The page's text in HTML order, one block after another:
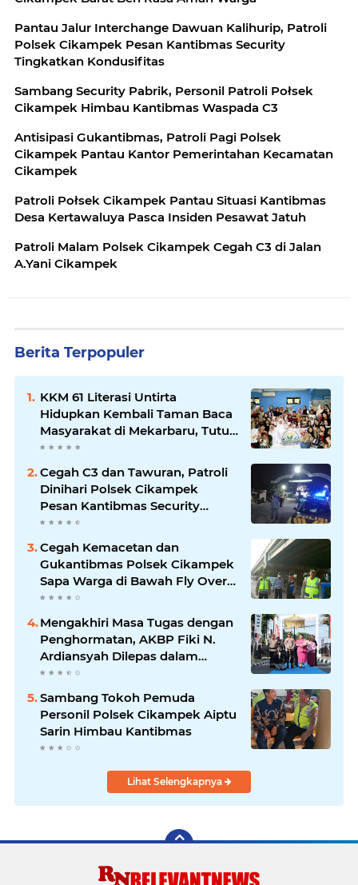
Pantau Jalur Interchange Dawuan Kalihurip, Patroli
Polsek Cikampek Pesan Kantibmas Security
Tingkatkan Kondusifitas
Sambang Security Pabrik, Personil Patroli Połsek
Cikampek Himbau Kantibmas Waspada C3
Antisipasi Gukantibmas, Patroli Pagi Polsek
Cikampek Pantau Kantor Pemerintahan Kecamatan
Cikampek
Patroli Połsek Cikampek Pantau Situasi Kantibmas
Desa Kertawaluya Pasca Insiden Pesawat Jatuh
Patroli Malam Polsek Cikampek Cegah C3 di Jalan
A.Yani Cikampek
Berita Terpopuler
KKM 61 Literasi Untirta
Hidupkan Kembali Taman Baca
Masyarakat di Mekarbaru, Tutup
Program dengan Festival
Literasi
Cegah C3 dan Tawuran, Patroli
Dinihari Polsek Cikampek
Pesan Kantibmas Security
Perumahan
Cegah Kemacetan dan
Gukantibmas Polsek Cikampek
Sapa Warga di Bawah Fly Over
Cikampek
Mengakhiri Masa Tugas dengan
Penghormatan, AKBP Fiki N.
Ardiansyah Dilepas dalam
Upacara Farewell Parade oleh
Kapolresta Karawang Kombes
Pol Mario Prahatinto
Sambang Tokoh Pemuda
Personil Polsek Cikampek Aiptu
Sarin Himbau Kantibmas
Lihat Selengkapnya